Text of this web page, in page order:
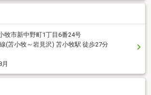
牧市新中野町1丁目6番24号
(苫小牧～岩見沢) 苫小牧駅 徒歩27分